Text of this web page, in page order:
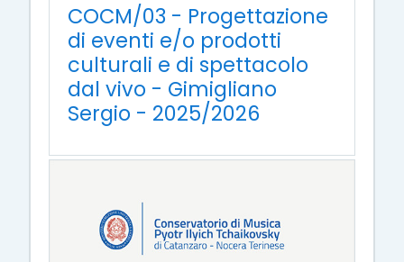
COCM/03 - Progettazione
di eventi e/o prodotti
culturali e di spettacolo
dal vivo - Gimigliano
Sergio - 2025/2026